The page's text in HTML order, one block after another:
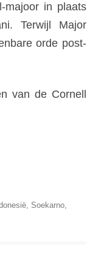
majoor in plaats
Terwijl Major
orde post-
van de Cornell
Soekarno,